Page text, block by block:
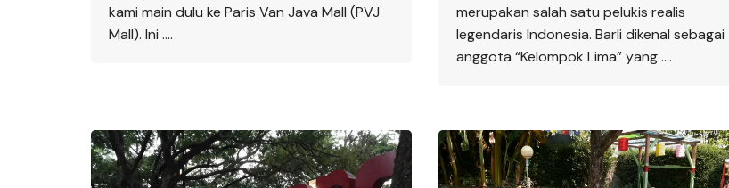
kami main dulu ke Paris Van Java Mall (PVJ
Mall). Ini ….
merupakan salah satu pelukis realis
legendaris Indonesia. Barli dikenal sebagai
anggota “Kelompok Lima” yang ….